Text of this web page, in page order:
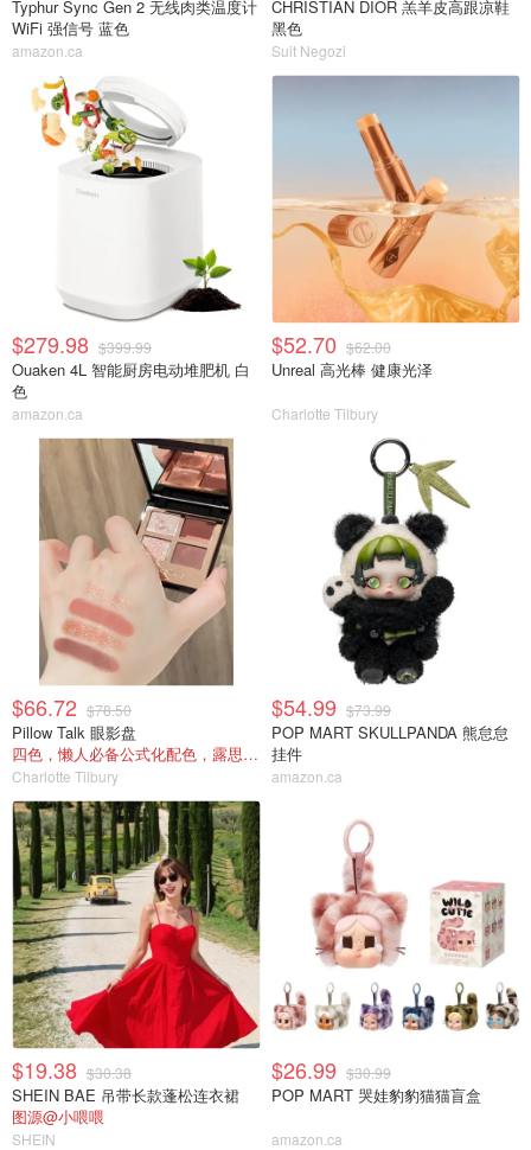
Typhur Sync Gen 2 无线肉类温度计
WiFi 强信号 蓝色
amazon.ca
CHRISTIAN DIOR 羔羊皮高跟凉鞋
黑色
Suit Negozi
$279.98 $399.99
Ouaken 4L 智能厨房电动堆肥机 白
色
amazon.ca
$52.70 $62.00
Unreal 高光棒 健康光泽
Charlotte Tilbury
$66.72 $78.50
Pillow Talk 眼影盘
四色，懒人必备公式化配色，露思超爱！
Charlotte Tilbury
$54.99 $73.99
POP MART SKULLPANDA 熊怠怠
挂件
amazon.ca
$19.38 $30.38
SHEIN BAE 吊带长款蓬松连衣裙
图源@小喂喂
SHEIN
$26.99 $30.99
POP MART 哭娃豹豹猫猫盲盒
amazon.ca